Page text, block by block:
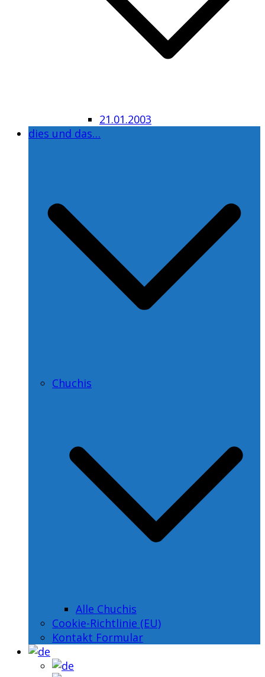
21.01.2003
dies und das…
Chuchis
Alle Chuchis
Cookie-Richtlinie (EU)
Kontakt Formular